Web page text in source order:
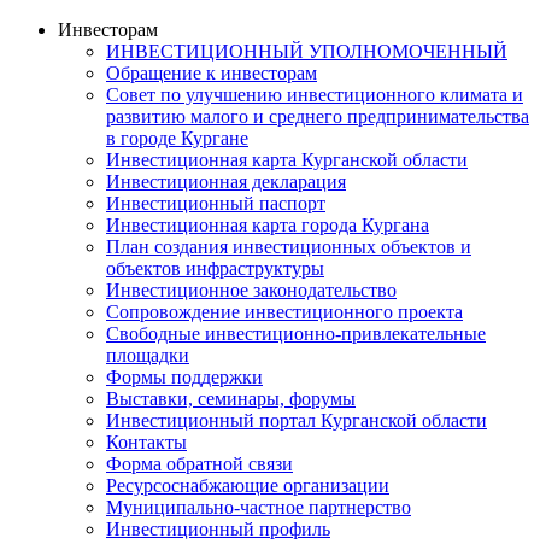
Инвесторам
ИНВЕСТИЦИОННЫЙ УПОЛНОМОЧЕННЫЙ
Обращение к инвесторам
Совет по улучшению инвестиционного климата и
развитию малого и среднего предпринимательства
в городе Кургане
Инвестиционная карта Курганской области
Инвестиционная декларация
Инвестиционный паспорт
Инвестиционная карта города Кургана
План создания инвестиционных объектов и
объектов инфраструктуры
Инвестиционное законодательство
Сопровождение инвестиционного проекта
Свободные инвестиционно-привлекательные
площадки
Формы поддержки
Выставки, семинары, форумы
Инвестиционный портал Курганской области
Контакты
Форма обратной связи
Ресурсоснабжающие организации
Муниципально-частное партнерство
Инвестиционный профиль